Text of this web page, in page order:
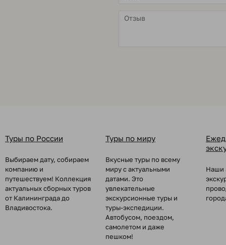
Туры по России
Выбираем дату, собираем
компанию и
путешествуем! Коллекция
актуальных сборных туров
от Калининграда до
Владивостока.
Туры по миру
Вкусные туры по всему
миру с актуальными
датами. Это
увлекательные
экскурсионные туры и
туры-экспедиции.
Автобусом, поездом,
самолетом и даже
пешком!
Наши